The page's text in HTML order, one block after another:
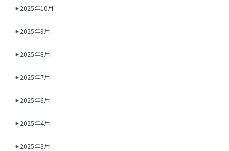
2025年10月
2025年9月
2025年8月
2025年7月
2025年6月
2025年4月
2025年3月